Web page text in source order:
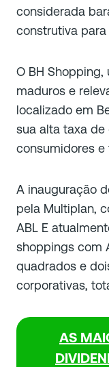
considerada
construtiva
O BH
maduros e
localizado em
sua alta taxa
consumidores
A inauguração
pela Multiplan,
ABL E
shoppings com
quadrados e
corporativas,
AS